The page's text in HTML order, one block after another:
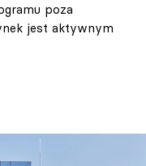
poza
jest aktywnym